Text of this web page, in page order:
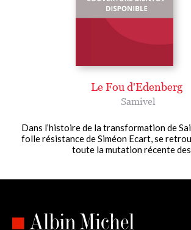
Le Fou d'Edenberg
Samivel
Dans l’histoire de la transformation de
folle résistance de Siméon Ecart, se
toute la mutation récente